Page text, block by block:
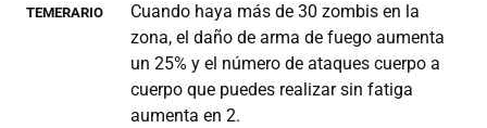
TEMERARIO
Cuando haya más de 30 zombis en la
zona, el daño de arma de fuego aumenta
un 25% y el número de ataques cuerpo a
cuerpo que puedes realizar sin fatiga
aumenta en 2.